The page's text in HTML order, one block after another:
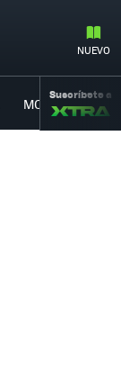
NUEVO
MOVILIDAD
Suscríbete a